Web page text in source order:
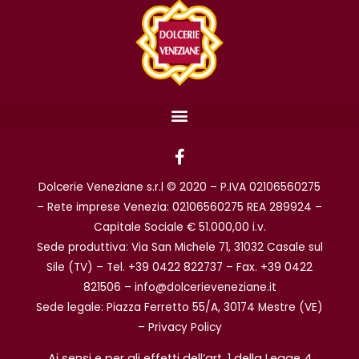
F
a
c
e
b
o
o
k
-
f
Dolcerie Veneziane s.r.l © 2020 – P.IVA 02106560275
– Rete imprese Venezia: 02106560275 REA 289924 –
Capitale Sociale € 51.000,00 i.v.
Sede produttiva: Via San Michele 71, 31032 Casale sul
Sile (TV) – Tel. +39 0422 822737 – Fax. +39 0422
821506 – info@dolcerieveneziane.it
Sede legale: Piazza Ferretto 55/A, 30174 Mestre (VE)
– Privacy Policy